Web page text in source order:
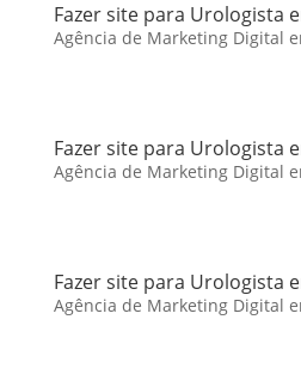
Fazer site para Urologista
Agência de Marketing Digital
Fazer site para Urologista
Agência de Marketing Digital
Fazer site para Urologista
Agência de Marketing Digital